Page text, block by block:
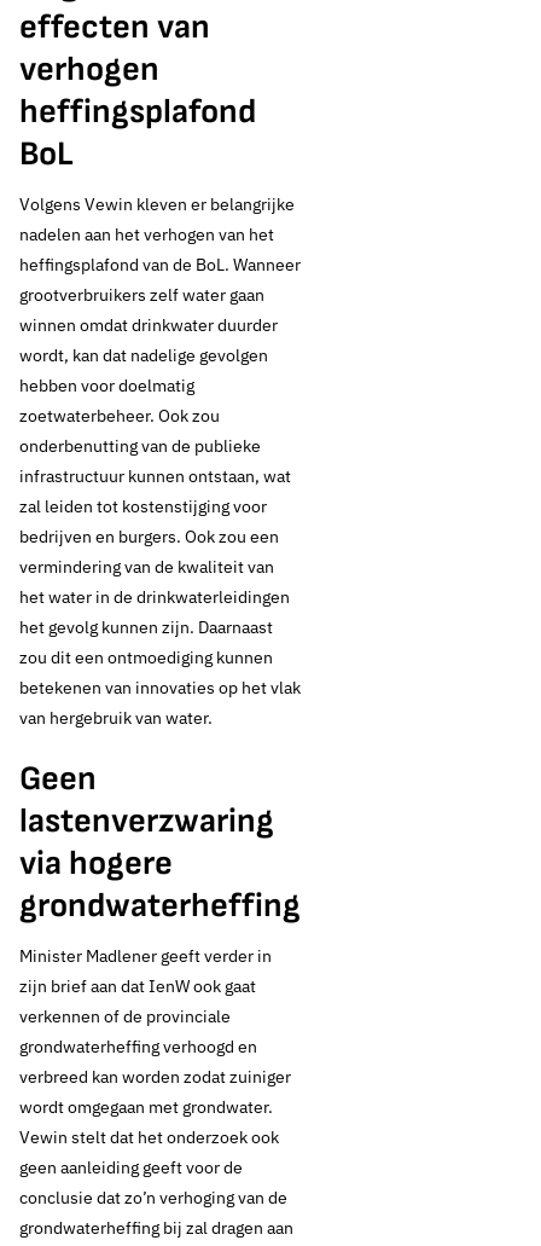
effectief om te
besparen
Drinkwaterbronnen
effecten van
verhogen
heffingsplafond
BoL
Volgens Vewin kleven er belangrijke
nadelen aan het verhogen van het
heffingsplafond van de BoL. Wanneer
grootverbruikers zelf water gaan
winnen omdat drinkwater duurder
wordt, kan dat nadelige gevolgen
hebben voor doelmatig
zoetwaterbeheer. Ook zou
onderbenutting van de publieke
infrastructuur kunnen ontstaan, wat
zal leiden tot kostenstijging voor
bedrijven en burgers. Ook zou een
vermindering van de kwaliteit van
het water in de drinkwaterleidingen
het gevolg kunnen zijn. Daarnaast
zou dit een ontmoediging kunnen
betekenen van innovaties op het vlak
van hergebruik van water.
Geen
lastenverzwaring
via hogere
grondwaterheffing
Minister Madlener geeft verder in
zijn brief aan dat IenW ook gaat
verkennen of de provinciale
grondwaterheffing verhoogd en
verbreed kan worden zodat zuiniger
wordt omgegaan met grondwater.
Vewin stelt dat het onderzoek ook
geen aanleiding geeft voor de
conclusie dat zo’n verhoging van de
grondwaterheffing bij zal dragen aan